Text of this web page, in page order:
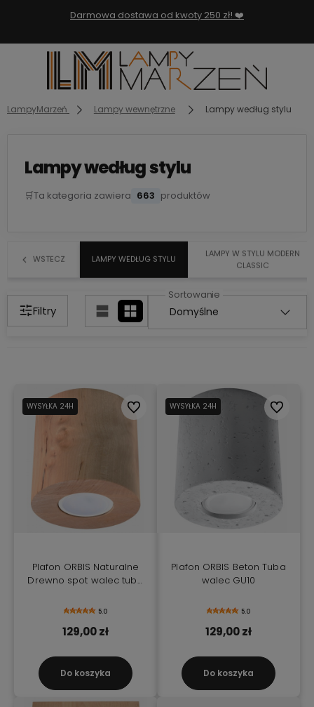
Darmowa dostawa od kwoty 250 zł! ❤️
LampyMarzeń Lampy wewnętrzne Lampy według stylu
Lampy według stylu
🛒Ta kategoria zawiera 663 produktów
WSTECZ LAMPY WEDŁUG STYLU
LAMPY W STYLU MODERN
CLASSIC
Filtry
WYSYŁKA 24H
Plafon ORBIS Naturalne
Drewno spot walec tuba
5.0
129,00 zł
Do koszyka
Do ulubionychWYSYŁKA 24H
Plafon ORBIS Beton Tuba
walec GU10
5.0
129,00 zł
Do koszyka
Do